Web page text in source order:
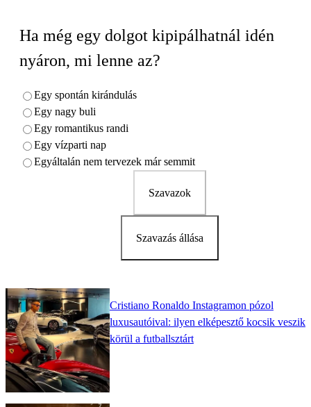
Ha még egy dolgot kipipálhatnál idén
nyáron, mi lenne az?
Egy spontán kirándulás
Egy nagy buli
Egy romantikus randi
Egy vízparti nap
Egyáltalán nem tervezek már semmit
Szavazok
Szavazás állása
Cristiano Ronaldo Instagramon pózol
luxusautóival: ilyen elképesztő kocsik veszik
körül a futballsztárt